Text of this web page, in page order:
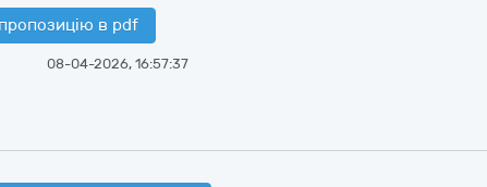
в pdf
08-04-2026, 16:57:37